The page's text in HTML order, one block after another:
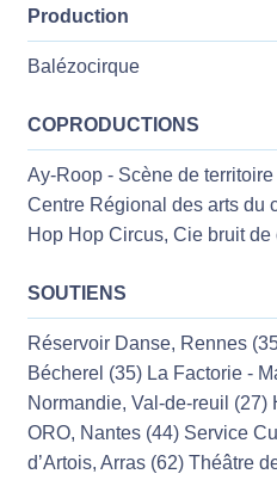
Production
Balézocirque
COPRODUCTIONS
Ay-Roop - Scène de
Centre Régional des arts du
Hop Hop Circus, Cie bruit de
SOUTIENS
Réservoir Danse, Rennes
Bécherel (35) La Factorie -
Normandie, Val-de-reuil (27)
ORO, Nantes (44) Service
d’Artois, Arras (62) Théâtre